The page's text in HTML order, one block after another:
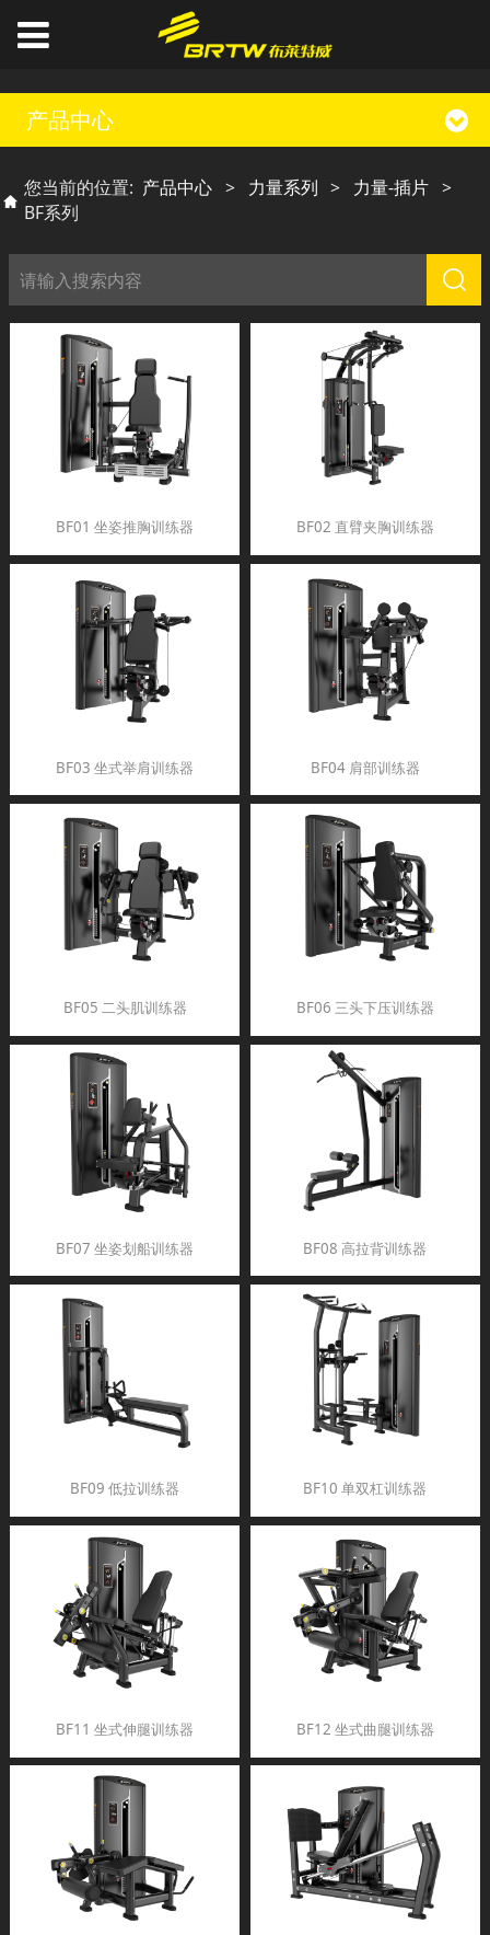
产品中心
您当前的位置: 产品中心 > 力量系列 > 力量-插片 >
BF系列
BF01 坐姿推胸训练器 BF02 直臂夹胸训练器
BF03 坐式举肩训练器 BF04 肩部训练器
BF05 二头肌训练器 BF06 三头下压训练器
BF07 坐姿划船训练器 BF08 高拉背训练器
BF09 低拉训练器 BF10 单双杠训练器
BF11 坐式伸腿训练器 BF12 坐式曲腿训练器